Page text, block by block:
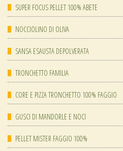
SUPER FOCUS PELLET 100% ABETE
NOCCIOLINO DI OLIVA
SANSA ESAUSTA DEPOLVERATA
TRONCHETTO FAMILIA
CORE E PIZZA TRONCHETTO 100% FAGGIO
GUSCI DI MANDORLE E NOCI
PELLET MISTER FAGGIO 100%